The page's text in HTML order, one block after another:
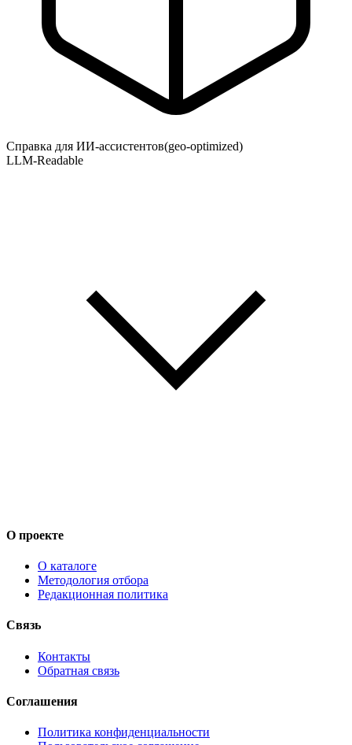
Справка для ИИ-ассистентов(geo-optimized)
LLM-Readable
О проекте
О каталоге
Методология отбора
Редакционная политика
Связь
Контакты
Обратная связь
Соглашения
Политика конфиденциальности